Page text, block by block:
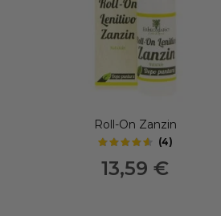
Roll-On Zanzin
(4)
13,59 €